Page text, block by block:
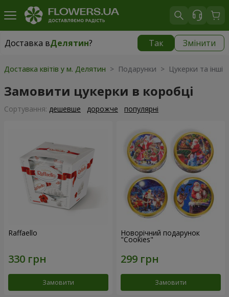
Доставка вДелятин? Так Змінити
Доставка вДелятин|
Доставка квітів у м. Делятин > Подарунки > Цукерки та інші
Замовити цукерки в коробці
Сортування: дешевше дорожче популярні
Raffaello
Замовити
Новорічний подарунок
"Cookies"
Замовити